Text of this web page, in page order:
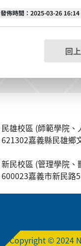
發佈時間
發佈時間：2025-03-26 16:14
回
民雄校區 (師範學院、
621302嘉義縣民雄鄉
新民校區 (管理學院、
600023嘉義市新民路
Copyright © 2024